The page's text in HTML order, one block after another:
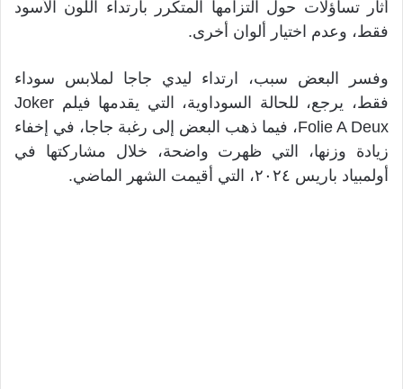
أثار تساؤلات حول التزامها المتكرر بارتداء اللون الأسود
فقط، وعدم اختيار ألوان أخرى.
وفسر البعض سبب، ارتداء ليدي جاجا لملابس سوداء
فقط، يرجع، للحالة السوداوية، التي يقدمها فيلم Joker
Folie A Deux، فيما ذهب البعض إلى رغبة جاجا، في إخفاء
زيادة وزنها، التي ظهرت واضحة، خلال مشاركتها في
أولمبياد باريس ٢٠٢٤، التي أقيمت الشهر الماضي.